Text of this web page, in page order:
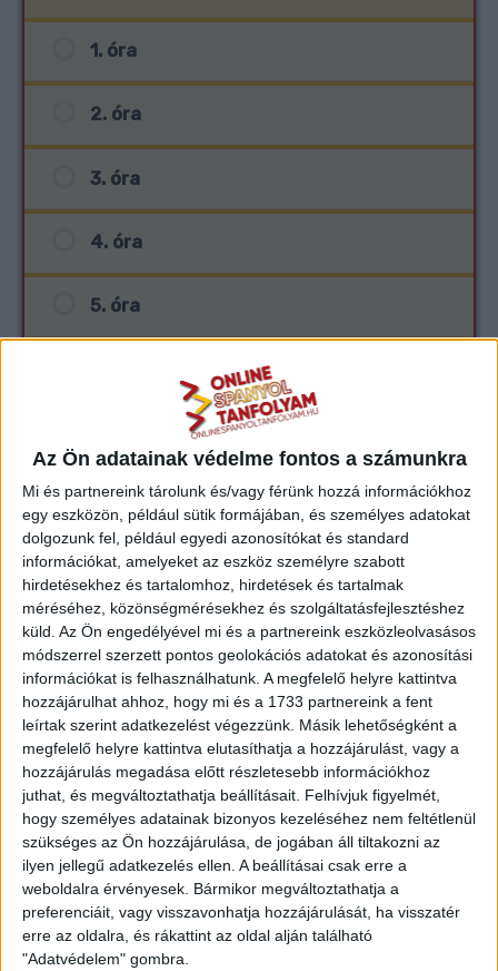
Az Ön adatainak védelme fontos a számunkra
Mi és partnereink tárolunk és/vagy férünk hozzá információkhoz
egy eszközön, például sütik formájában, és személyes adatokat
dolgozunk fel, például egyedi azonosítókat és standard
információkat, amelyeket az eszköz személyre szabott
hirdetésekhez és tartalomhoz, hirdetések és tartalmak
méréséhez, közönségmérésekhez és szolgáltatásfejlesztéshez
küld. Az Ön engedélyével mi és a partnereink eszközleolvasásos
módszerrel szerzett pontos geolokációs adatokat és azonosítási
információkat is felhasználhatunk. A megfelelő helyre kattintva
hozzájárulhat ahhoz, hogy mi és a 1733 partnereink a fent
leírtak szerint adatkezelést végezzünk. Másik lehetőségként a
megfelelő helyre kattintva elutasíthatja a hozzájárulást, vagy a
hozzájárulás megadása előtt részletesebb információkhoz
juthat, és megváltoztathatja beállításait. Felhívjuk figyelmét,
hogy személyes adatainak bizonyos kezeléséhez nem feltétlenül
szükséges az Ön hozzájárulása, de jogában áll tiltakozni az
ilyen jellegű adatkezelés ellen. A beállításai csak erre a
weboldalra érvényesek. Bármikor megváltoztathatja a
preferenciáit, vagy visszavonhatja hozzájárulását, ha visszatér
erre az oldalra, és rákattint az oldal alján található
"Adatvédelem" gombra.
1. óra
2. óra
3. óra
4. óra
5. óra
8. óra
9. óra
10. óra
11. óra
12. óra
13. óra
14. óra
15. óra